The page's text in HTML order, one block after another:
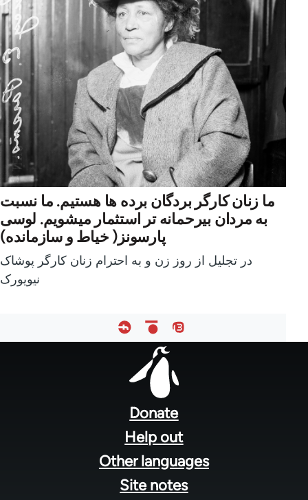
ما زنان کارگر بردگان برده ها هستيم. ما نسبت
به مردان بيرحمانه تر استثمار ميشويم. لوسی
پارسونز( خیاط و سازمانده)
در تجلیل از روز زن و به احترام زنان کارگر پوشاک
نیویورک
Donate
Help out
Other languages
Site notes